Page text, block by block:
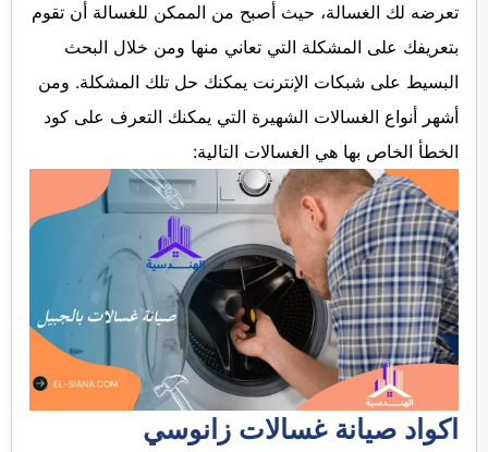
تعرضه لك الغسالة، حيث أصبح من الممكن للغسالة أن تقوم
بتعريفك على المشكلة التي تعاني منها ومن خلال البحث
البسيط على شبكات الإنترنت يمكنك حل تلك المشكلة. ومن
أشهر أنواع الغسالات الشهيرة التي يمكنك التعرف على كود
الخطأ الخاص بها هي الغسالات التالية:
اكواد صيانة غسالات زانوسي